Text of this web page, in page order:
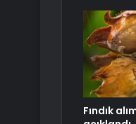
Fındık